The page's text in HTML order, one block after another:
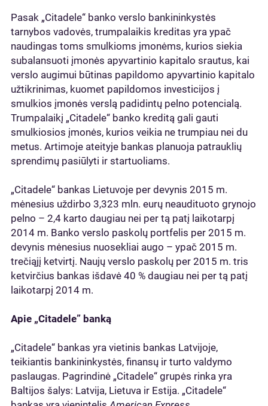
Pasak „Citadele“ banko verslo bankininkystės
tarnybos vadovės, trumpalaikis kreditas yra ypač
naudingas toms smulkioms įmonėms, kurios siekia
subalansuoti įmonės apyvartinio kapitalo srautus, kai
verslo augimui būtinas papildomo apyvartinio kapitalo
užtikrinimas, kuomet papildomos investicijos į
smulkios įmonės verslą padidintų pelno potencialą.
Trumpalaikį „Citadele“ banko kreditą gali gauti
smulkiosios įmonės, kurios veikia ne trumpiau nei du
metus. Artimoje ateityje bankas planuoja patrauklių
sprendimų pasiūlyti ir startuoliams.
„Citadele“ bankas Lietuvoje per devynis 2015 m.
mėnesius uždirbo 3,323 mln. eurų neaudituoto grynojo
pelno – 2,4 karto daugiau nei per tą patį laikotarpį
2014 m. Banko verslo paskolų portfelis per 2015 m.
devynis mėnesius nuosekliai augo – ypač 2015 m.
trečiąjį ketvirtį. Naujų verslo paskolų per 2015 m. tris
ketvirčius bankas išdavė 40 % daugiau nei per tą patį
laikotarpį 2014 m.
Apie „Citadele” banką
„Citadele“ bankas yra vietinis bankas Latvijoje,
teikiantis bankininkystės, finansų ir turto valdymo
paslaugas. Pagrindinė „Citadele“ grupės rinka yra
Baltijos šalys: Latvija, Lietuva ir Estija. „Citadele“